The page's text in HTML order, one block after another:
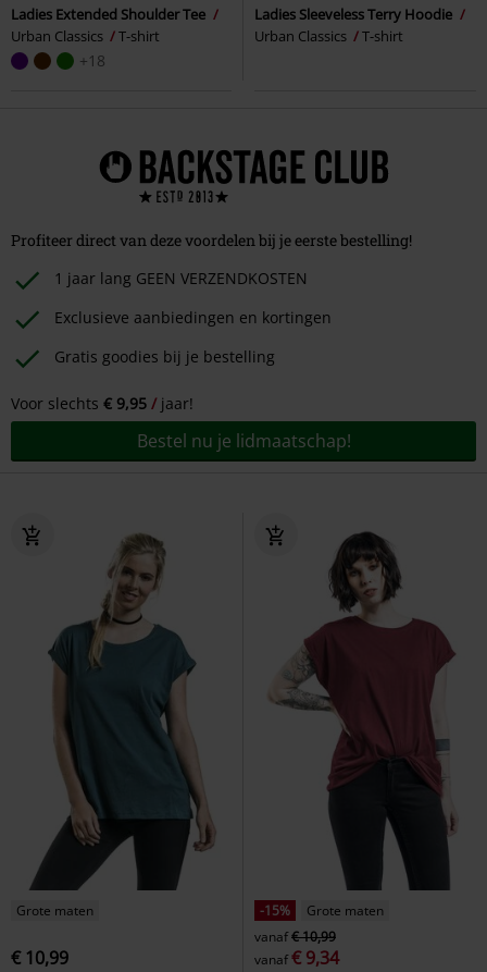
Ladies Extended Shoulder Tee
Urban Classics
T-shirt
+18
Ladies Sleeveless Terry Hoodie
Urban Classics
T-shirt
Profiteer direct van deze voordelen bij je eerste bestelling!
1 jaar lang GEEN VERZENDKOSTEN
Exclusieve aanbiedingen en kortingen
Gratis goodies bij je bestelling
Voor slechts € 9,95 jaar!
Bestel nu je lidmaatschap!
Grote maten
€ 10,99
-15%
Grote maten
vanaf€ 10,99
vanaf€ 9,34